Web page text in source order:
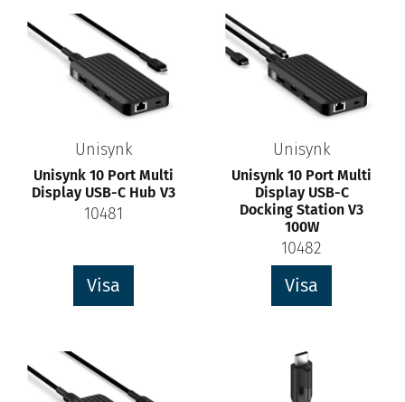
Unisynk
Unisynk 10 Port Multi
Display USB-C Hub V3
10481
Visa
Unisynk
Unisynk 10 Port Multi
Display USB-C
Docking Station V3
100W
10482
Visa